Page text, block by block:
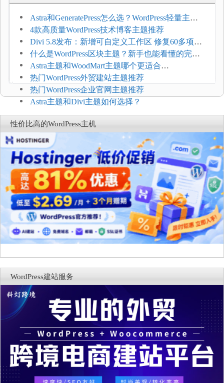
Astra和GeneratePress怎么选？WordPress轻量主题
选型维度
4款高质量WordPress技术博客主题推荐
Divi 5.8发布：新增可自定义工作区 修复60多项问
题
什么是WordPress区块主题？新手也能看懂的完整
介绍
Astra主题和WoodMart主题哪个更适合
WooCommerce
热门WordPress外贸建站主题推荐
热门WordPress企业官网主题推荐
Astra主题和Divi主题如何选择？
性价比高的WordPress主机
WordPress建站服务